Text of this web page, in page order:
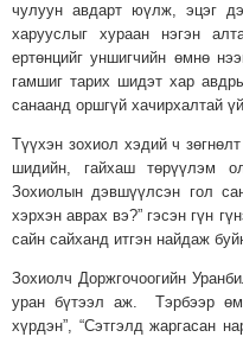
ТАЙМ"ЫН
ТОЙРОНД
ГРАНАТ
ДЭЛБЭРСЭН
ОСЛЫН
ЭРГЭН
ТОЙРОНД
ТОДОТГОЛЫН
ЭРГЭН
чулуун авдарт юүлж, эцэг
харууслыг хураан нэгэн
ертөнцийг уншигчийн өмнө
гамшиг тарих шидэт хар
санаанд оршгүй хачирхалтай
Түүхэн зохиол хэдий ч
шидийн, гайхаш төрүүлэм
Зохиолын дэвшүүлсэн гол
хэрхэн аврах вэ?” гэсэн гүн
сайн сайханд итгэн найдаж
Зохиолч Доржгочоогийн
уран бүтээл аж. Тэрбээр
хүрдэн”, “Сэтгэлд жаргасан